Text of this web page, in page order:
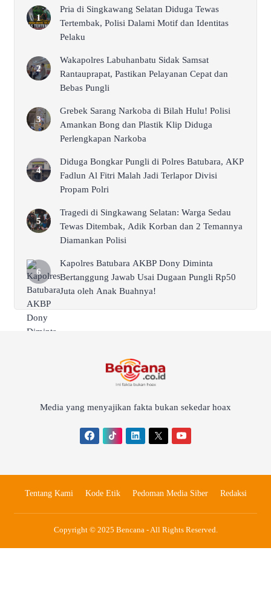
Pria di Singkawang Selatan Diduga Tewas
Tertembak, Polisi Dalami Motif dan Identitas
Pelaku
Wakapolres Labuhanbatu Sidak Samsat
Rantauprapat, Pastikan Pelayanan Cepat dan
Bebas Pungli
Grebek Sarang Narkoba di Bilah Hulu! Polisi
Amankan Bong dan Plastik Klip Diduga
Perlengkapan Narkoba
Diduga Bongkar Pungli di Polres Batubara, AKP
Fadlun Al Fitri Malah Jadi Terlapor Divisi
Propam Polri
Tragedi di Singkawang Selatan: Warga Sedau
Tewas Ditembak, Adik Korban dan 2 Temannya
Diamankan Polisi
Kapolres Batubara AKBP Dony Diminta
Bertanggung Jawab Usai Dugaan Pungli Rp50
Juta oleh Anak Buahnya!
Media yang menyajikan fakta bukan sekedar hoax
Tentang Kami Kode Etik Pedoman Media Siber Redaksi
Copyright © 2025 Bencana - All Rights Reserved.